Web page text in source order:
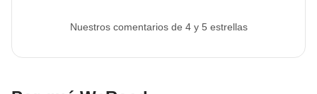
Info sobre habitaciones privadas
Nuestros comentarios de 4 y 5 estrellas